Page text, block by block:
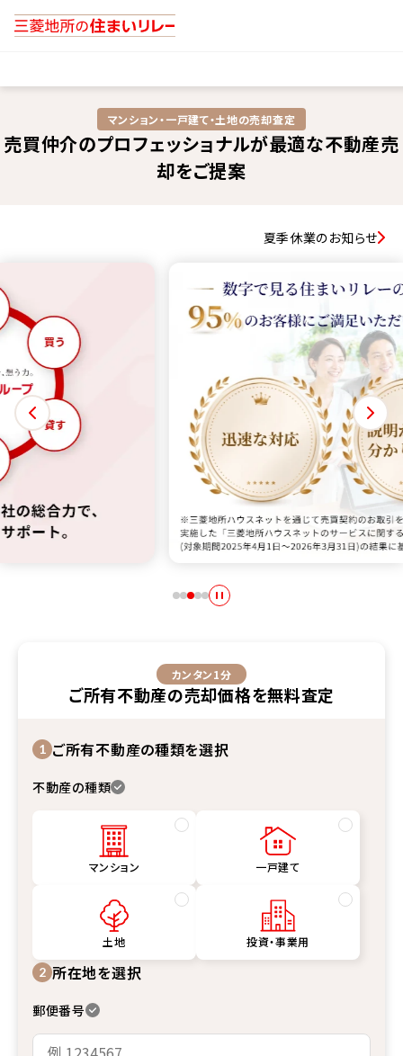
マンション・一戸建て・土地の売却査定​
売買仲介のプロフェッショナルが最適な不動産売
却をご提案
夏季休業のお知らせ
カンタン1分
ご所有不動産の売却価格を無料査定
1 ご所有不動産の種類を選択
不動産の種類
マンション 一戸建て
土地
投資・事業用
2 所在地を選択
郵便番号